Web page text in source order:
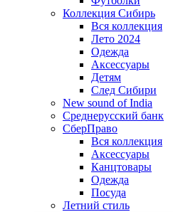
Коллекция Сибирь
Вся коллекция
Лето 2024
Одежда
Аксессуары
Детям
След Сибири
New sound of India
Среднерусский банк
СберПраво
Вся коллекция
Аксессуары
Канцтовары
Одежда
Посуда
Летний стиль